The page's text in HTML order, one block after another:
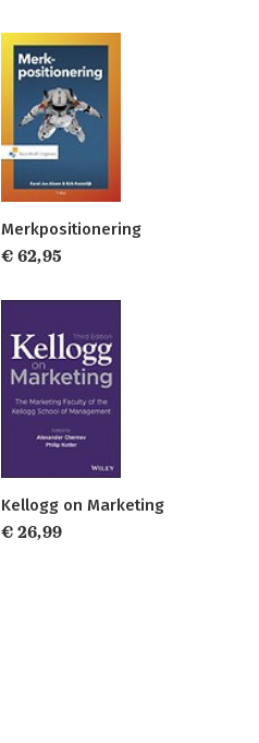
Merkpositionering
€ 62,95
Kellogg on Marketing
€ 26,99